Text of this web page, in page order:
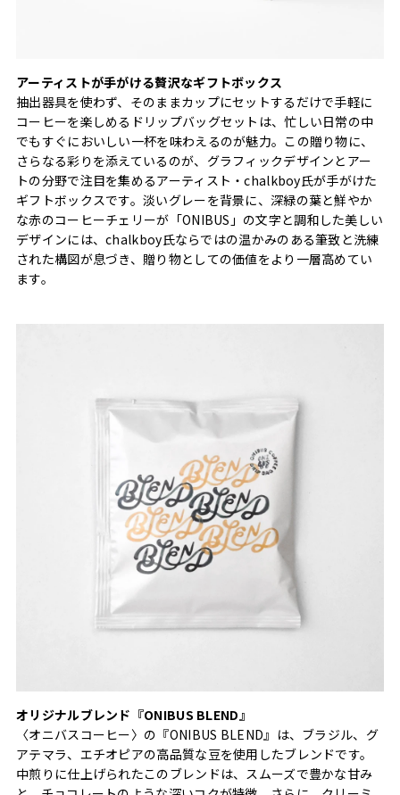
アーティストが手がける贅沢なギフトボックス
抽出器具を使わず、そのままカップにセットするだけで手軽に
コーヒーを楽しめるドリップバッグセットは、忙しい日常の中
でもすぐにおいしい一杯を味わえるのが魅力。この贈り物に、
さらなる彩りを添えているのが、グラフィックデザインとアー
トの分野で注目を集めるアーティスト・chalkboy氏が手がけた
ギフトボックスです。淡いグレーを背景に、深緑の葉と鮮やか
な赤のコーヒーチェリーが「ONIBUS」の文字と調和した美しい
デザインには、chalkboy氏ならではの温かみのある筆致と洗練
された構図が息づき、贈り物としての価値をより一層高めてい
ます。
オリジナルブレンド『ONIBUS BLEND』
〈オニバスコーヒー〉の『ONIBUS BLEND』は、ブラジル、グ
アテマラ、エチオピアの高品質な豆を使用したブレンドです。
中煎りに仕上げられたこのブレンドは、スムーズで豊かな甘み